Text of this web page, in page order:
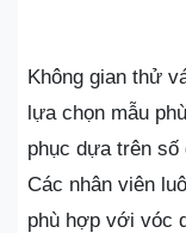
Không gian thử
lựa chọn mẫu
phục dựa trên
Các nhân viên
phù hợp với vóc